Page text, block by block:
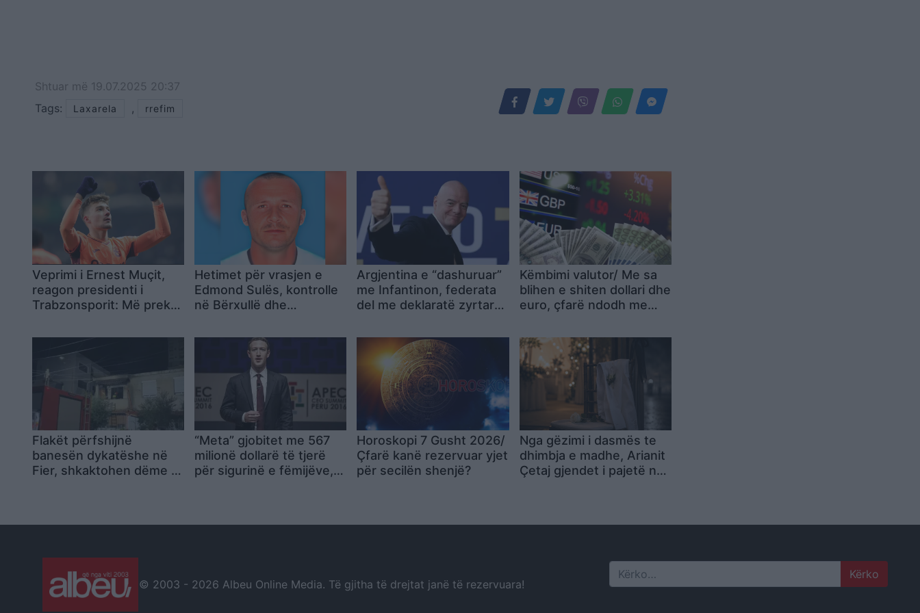
Shtuar më 19.07.2025 20:37
Tags:
Laxarela , rrefim
Veprimi i Ernest Muçit,
reagon presidenti i
Trabzonsporit: Më preku
Hetimet për vrasjen e
Edmond Sulës, kontrolle
në Bërxullë dhe
për t’u marrë në pyetje
Argjentina e “dashuruar”
me Infantinon, federata
del me deklaratë zyrtare:
Këmbimi valutor/ Me sa
blihen e shiten dollari dhe
euro, çfarë ndodh me
Flakët përfshijnë
banesën dykatëshe në
Fier, shkaktohen dëme të
“Meta” gjobitet me 567
milionë dollarë të tjerë
për sigurinë e fëmijëve,
Horoskopi 7 Gusht 2026/
Çfarë kanë rezervuar yjet
për secilën shenjë?
Nga gëzimi i dasmës te
dhimbja e madhe, Arianit
Çetaj gjendet i pajetë në
© 2003 - 2026 Albeu Online Media. Të gjitha të drejtat janë të rezervuara! Search